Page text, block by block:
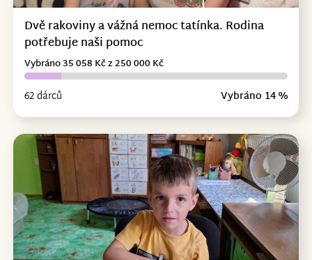
Dvě rakoviny a vážná nemoc tatínka. Rodina
potřebuje naši pomoc
62 dárců Vybráno 14 %
Vybráno 35 058 Kč z 250 000 Kč